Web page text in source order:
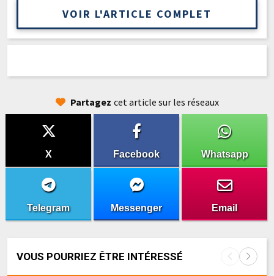
VOIR L'ARTICLE COMPLET
Partagez cet article sur les réseaux
X Facebook Whatsapp
Telegram Messenger Email
VOUS POURRIEZ ÊTRE INTÉRESSÉ